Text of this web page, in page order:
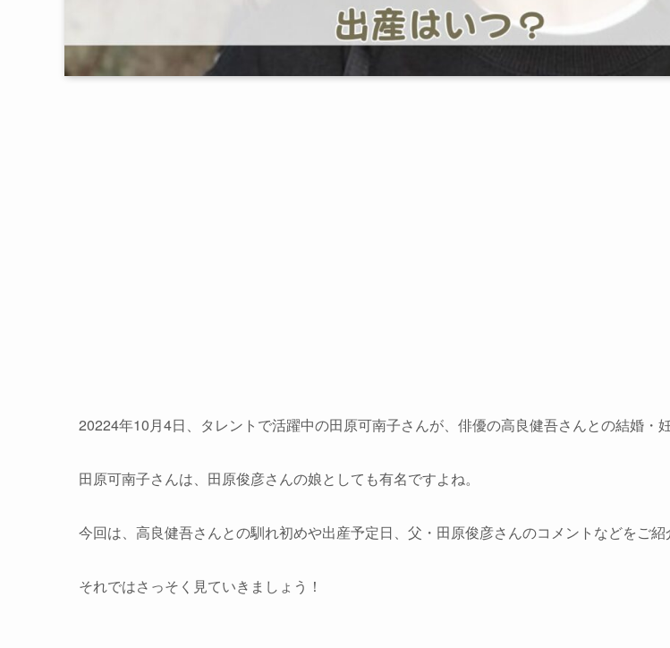
20224年10月4日、タレントで活躍中の田原可南子さんが、俳優の高良健吾さんとの結婚・
田原可南子さんは、田原俊彦さんの娘としても有名ですよね。
今回は、高良健吾さんとの馴れ初めや出産予定日、父・田原俊彦さんのコメントなどをご紹
それではさっそく見ていきましょう！